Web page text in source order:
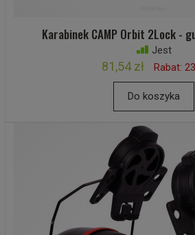
Karabinek CAMP Orbit 2Lock -
Jest
81,54 zł Rabat:
Do koszyka